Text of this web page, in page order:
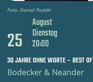
Foto: Daniel Rudzki
25
August
Dienstag
20:00
30 JAHRE OHNE WORTE – BEST OF
Bodecker & Neander